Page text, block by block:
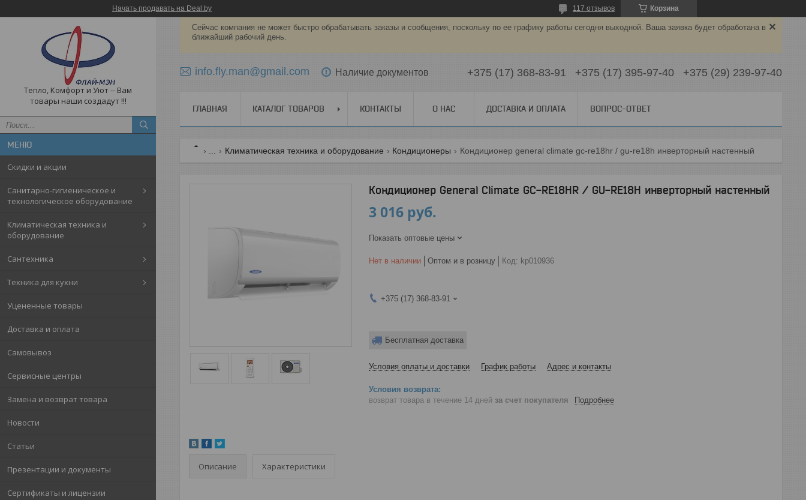
Начать продавать на Deal.by Корзина
117 отзывов
Тепло, Комфорт и Уют -- Вам
товары наши создадут !!!
Скидки и акции
Санитарно-гигиеническое и
технологическое оборудование
Климатическая техника и
оборудование
Cантехника
Техника для кухни
Уцененные товары
Доставка и оплата
Самовывоз
Сервисные центры
Замена и возврат товара
Новости
Статьи
Презентации и документы
Сертификаты и лицензии
Сейчас компания не может быстро обрабатывать заказы и сообщения, поскольку по ее графику работы сегодня выходной. Ваша заявка будет обработана в
ближайший рабочий день.
info.fly.man@gmail.com Наличие документов +375 (17) 368-83-91 +375 (17) 395-97-40 +375 (29) 239-97-40
ГЛАВНАЯ КАТАЛОГ ТОВАРОВ КОНТАКТЫ О НАС ДОСТАВКА И ОПЛАТА ВОПРОС-ОТВЕТ
Климатическая техника и оборудование Кондиционеры Кондиционер general climate gc-re18hr / gu-re18h инверторный настенный
Кондиционер General Climate GC-RE18HR / GU-RE18H инверторный настенный
3 016 руб.
Показать оптовые цены
Нет в наличии Оптом и в розницу Код: kp010936
+375 (17) 368-83-91
Бесплатная доставка
Условия оплаты и доставки График работы Адрес и контакты
возврат товара в течение 14 дней за счет покупателя Подробнее
Описание Характеристики